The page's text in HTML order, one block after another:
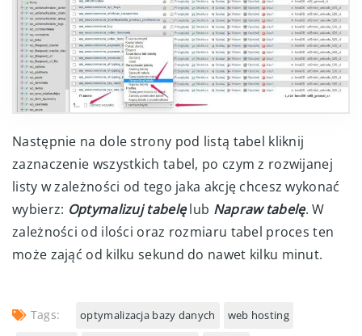
Następnie na dole strony pod listą tabel kliknij
zaznaczenie wszystkich tabel, po czym z rozwijanej
listy w zależności od tego jaka akcję chcesz wykonać
wybierz: Optymalizuj tabelęlub Napraw tabelę. W
zależności od ilości oraz rozmiaru tabel proces ten
może zająć od kilku sekund do nawet kilku minut.
Tags: optymalizacja bazy danych web hosting